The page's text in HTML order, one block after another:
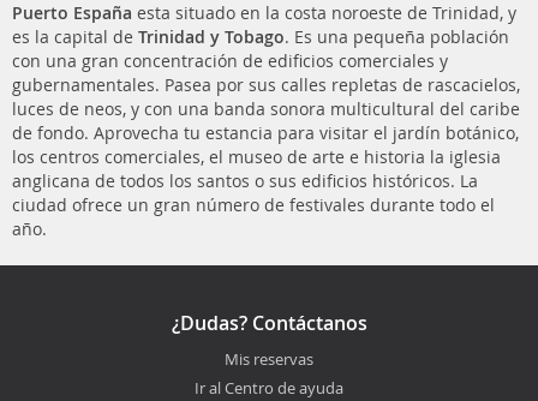
Puerto España esta situado en la costa noroeste de Trinidad, y
es la capital de Trinidad y Tobago. Es una pequeña población
con una gran concentración de edificios comerciales y
gubernamentales. Pasea por sus calles repletas de rascacielos,
luces de neos, y con una banda sonora multicultural del caribe
de fondo. Aprovecha tu estancia para visitar el jardín botánico,
los centros comerciales, el museo de arte e historia la iglesia
anglicana de todos los santos o sus edificios históricos. La
ciudad ofrece un gran número de festivales durante todo el
año.
¿Dudas? Contáctanos
Mis reservas
Ir al Centro de ayuda